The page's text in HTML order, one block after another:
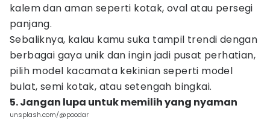
kalem dan aman seperti kotak, oval atau persegi
panjang.
Sebaliknya, kalau kamu suka tampil trendi dengan
berbagai gaya unik dan ingin jadi pusat perhatian,
pilih model kacamata kekinian seperti model
bulat, semi kotak, atau setengah bingkai.
5. Jangan lupa untuk memilih yang nyaman
unsplash.com/@poodar